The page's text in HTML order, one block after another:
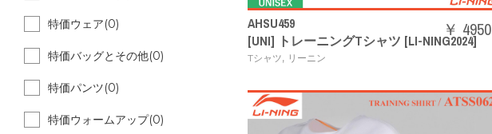
AHSU459
[UNI] トレーニングTシャツ [LI-NING2024]
Tシャツ, リーニン
￥ 4950
特価ウェア(0)
特価バッグとその他(0)
特価パンツ(0)
特価ウォームアップ(0)